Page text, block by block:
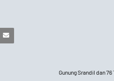
Gunung Srandil dan